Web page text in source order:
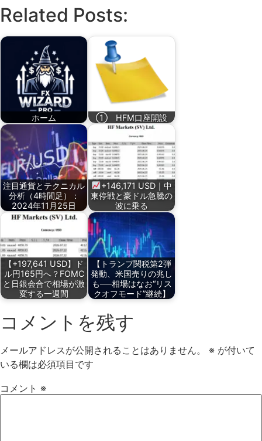
Related Posts:
ホーム ① HFM口座開設
注目通貨とテクニカル
分析（4時間足）：
2024年11月25日
+146,171 USD｜中
東停戦と豪ドル急騰の
波に乗る
【+197,641 USD】ド
ル円165円へ？FOMC
と日銀会合で相場が激
変する一週間
【トランプ関税第2弾
発動、米国売りの兆し
も──相場はなお“リス
クオフモード”継続】
コメントを残す
メールアドレスが公開されることはありません。 ※ が付いて
いる欄は必須項目です
コメント ※